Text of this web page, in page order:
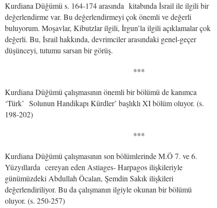
Kurdiana Düğümü s. 164-174 arasında kitabında İsrail ile ilgili bir
değerlendirme var. Bu değerlendirmeyi çok önemli ve değerli
buluyorum. Moşavlar, Kibutzlar ilgili, İrgun’la ilgili açıklamalar çok
değerli. Bu, İsrail hakkında, devrimciler arasındaki genel-geçer
düşünceyi, tutumu sarsan bir görüş.
***
Kurdiana Düğümü çalışmasının önemli bir bölümü de kanımca
‘Türk’ Solunun Handikapı Kürdler’ başlıklı XI bölüm oluyor. (s.
198-202)
***
Kurdiana Düğümü çalışmasının son bölümlerinde M.Ö 7. ve 6.
Yüzyıllarda cereyan eden Astiages- Harpagos ilişkileriyle
günümüzdeki Abdullah Öcalan, Şemdin Sakık ilişkileri
değerlendiriliyor. Bu da çalışmanın ilgiyle okunan bir bölümü
oluyor. (s. 250-257)